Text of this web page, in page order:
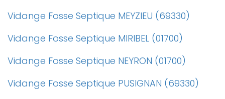
Vidange Fosse Septique MEYZIEU (69330)
Vidange Fosse Septique MIRIBEL (01700)
Vidange Fosse Septique NEYRON (01700)
Vidange Fosse Septique PUSIGNAN (69330)